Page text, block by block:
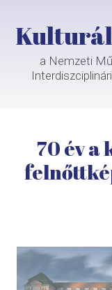
a Nemzeti
70 év a